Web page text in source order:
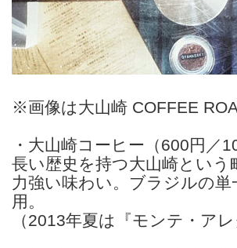
※画像は大山崎 COFFEE
・大山崎コーヒー（600円／
長い歴史を持つ大山崎とい
力強い味わい。ブラジルの
用。
（2013年夏は『モンテ・ア